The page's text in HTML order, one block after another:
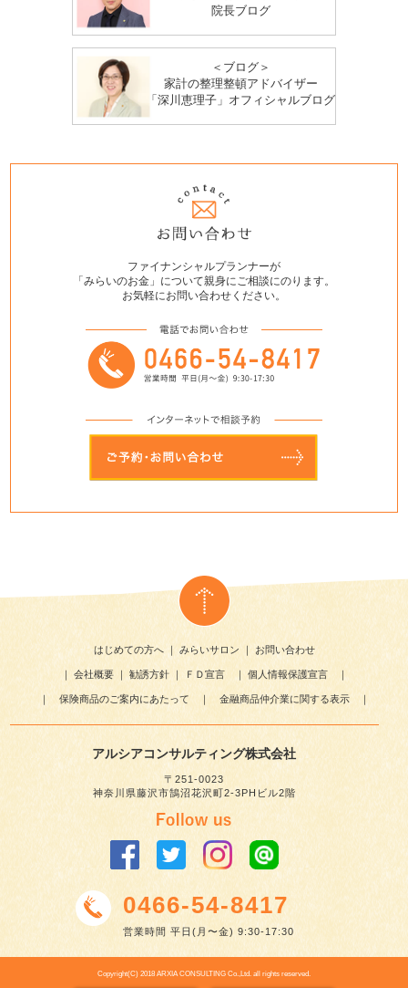
院長ブログ
＜ブログ＞
家計の整理整頓アドバイザー
「深川恵理子」オフィシャルブログ
ファイナンシャルプランナーが
「みらいのお金」について親身にご相談にのります。
お気軽にお問い合わせください。
はじめての方へ｜ みらいサロン ｜ お問い合わせ
｜会社概要｜ 勧誘方針｜ ＦＤ宣言｜ 個人情報保護宣言｜
｜ 保険商品のご案内にあたって ｜ 金融商品仲介業に関する表示｜
アルシアコンサルティング株式会社
〒251-0023
神奈川県藤沢市鵠沼花沢町2-3PHビル2階
0466-54-8417
営業時間 平日(月〜金) 9:30-17:30
Copyright(C) 2018 ARXIA CONSULTING Co.,Ltd. all rights reserved.